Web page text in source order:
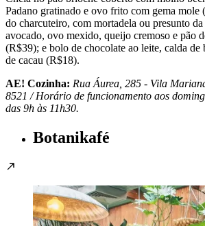
Padano gratinado e ovo frito com gema mole
do charcuteiro, com mortadela ou presunto da
avocado, ovo mexido, queijo cremoso e pão
(R$39); e bolo de chocolate ao leite, calda de
de cacau (R$18).
AE! Cozinha: Rua Áurea, 285 - Vila
8521 / Horário de funcionamento aos
das 9h às 11h30.
Botanikafé